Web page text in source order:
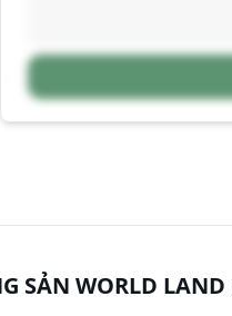
SẢN WORLD LAND